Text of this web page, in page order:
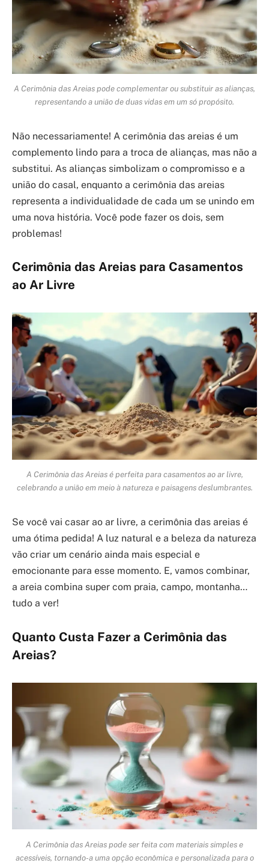
A Cerimônia das Areias pode complementar ou substituir as alianças,
representando a união de duas vidas em um só propósito.
Não necessariamente! A cerimônia das areias é um
complemento lindo para a troca de alianças, mas não a
substitui. As alianças simbolizam o compromisso e a
união do casal, enquanto a cerimônia das areias
representa a individualidade de cada um se unindo em
uma nova história. Você pode fazer os dois, sem
problemas!
Cerimônia das Areias para Casamentos
ao Ar Livre
A Cerimônia das Areias é perfeita para casamentos ao ar livre,
celebrando a união em meio à natureza e paisagens deslumbrantes.
Se você vai casar ao ar livre, a cerimônia das areias é
uma ótima pedida! A luz natural e a beleza da natureza
vão criar um cenário ainda mais especial e
emocionante para esse momento. E, vamos combinar,
a areia combina super com praia, campo, montanha…
tudo a ver!
Quanto Custa Fazer a Cerimônia das
Areias?
A Cerimônia das Areias pode ser feita com materiais simples e
acessíveis, tornando-a uma opção econômica e personalizada para o